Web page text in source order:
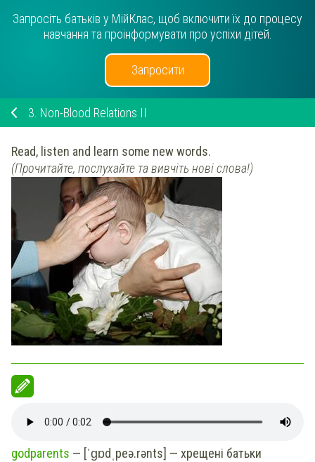
Запросіть батьків у МійКлас, щоб включити їх до процесу
навчання та проінформувати про успіхи дітей.
Запросити
3. Non-Blood Relations II
Read, listen and learn some new words.
(Прочитайте, послухайте та вивчіть нові слова!)
godparents — [ˈɡɒdˌpeə.rənts] — хрещені батьки